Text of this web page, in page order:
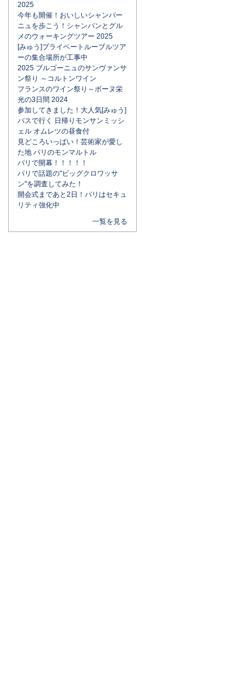
2025
今年も開催！おいしいシャンパー
ニュを歩こう！シャンパンとグル
メのウォーキングツアー 2025
[みゅう]プライベートルーブルツア
ーの集合場所が工事中
2025 ブルゴーニュのサンヴァンサ
ン祭り ～コルトンワイン
フランスのワイン祭り～ボーヌ栄
光の3日間 2024
参加してきました！大人気[みゅう]
バスで行く 日帰りモンサンミッシ
ェル オムレツの昼食付
見どころいっぱい！芸術家が愛し
た地 パリのモンマルトル
パリで開幕！！！！！
パリで話題の"ビッグクロワッサ
ン"を調査してみた！
開会式まであと2日！パリはセキュ
リティ強化中
一覧を見る